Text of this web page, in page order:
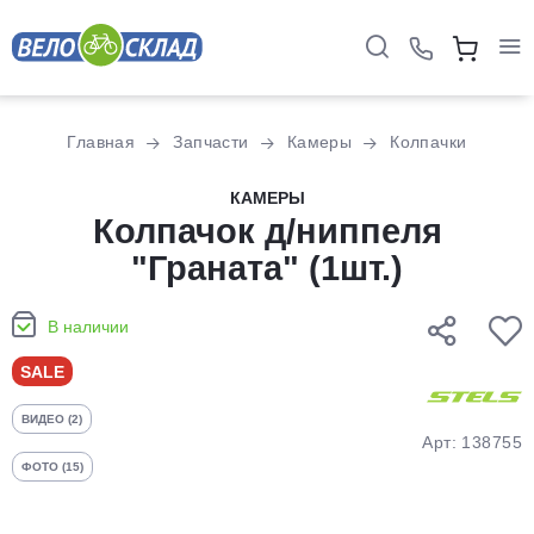
Главная Запчасти Камеры Колпачки
КАМЕРЫ
Колпачок д/ниппеля
ʺГранатаʺ (1шт.)
В наличии
SALE
ВИДЕО (2)
ФОТО (15)
Арт: 138755
оплатуна части
без переплат
График платежей
25%